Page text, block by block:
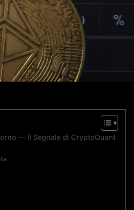
— Il Segnale di CryptoQuant